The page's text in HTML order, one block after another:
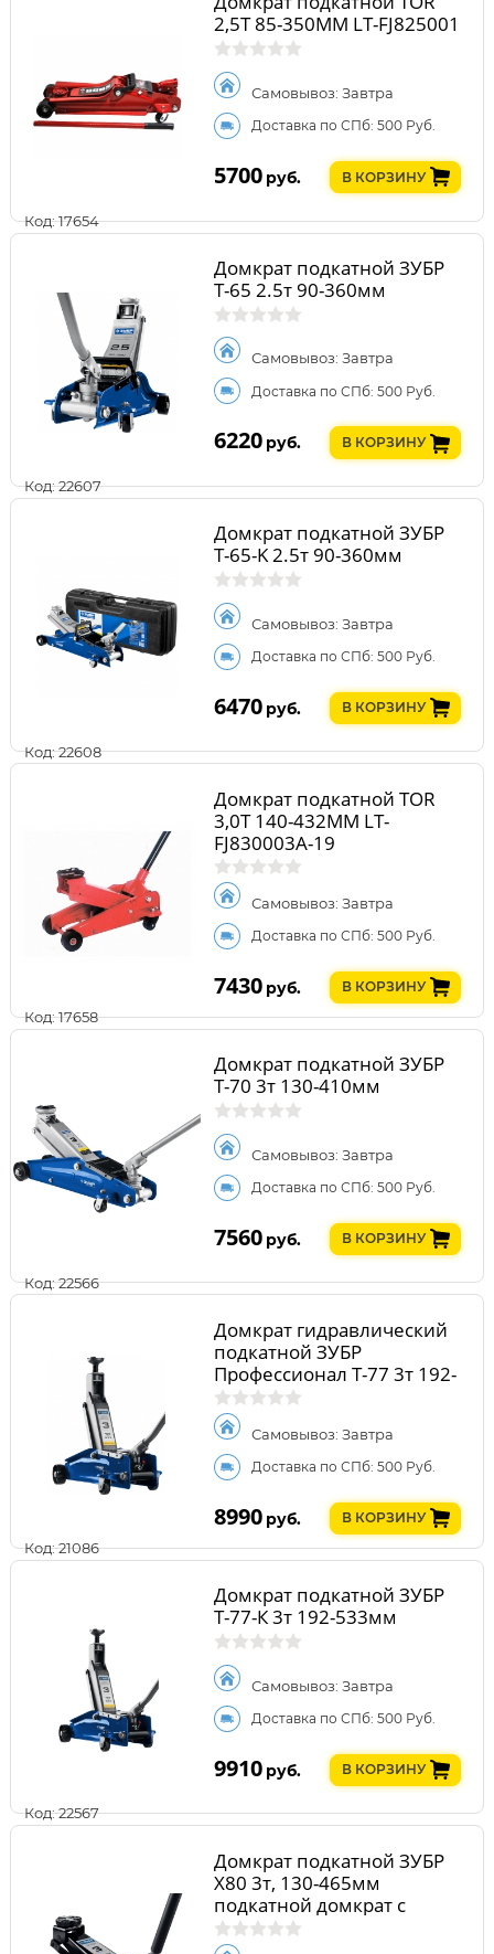
Код: 17654
2,5Т 85-350MM LT-FJ825001
Самовывоз: Завтра
Доставка по СПб: 500 Руб.
5700 руб. В КОРЗИНУ
Код: 22607
Домкрат подкатной ЗУБР
Т-65 2.5т 90-360мм
Самовывоз: Завтра
Доставка по СПб: 500 Руб.
6220 руб. В КОРЗИНУ
Код: 22608
Домкрат подкатной ЗУБР
Т-65-K 2.5т 90-360мм
Самовывоз: Завтра
Доставка по СПб: 500 Руб.
6470 руб. В КОРЗИНУ
Код: 17658
Домкрат подкатной TOR
3,0Т 140-432MM LT-
FJ830003A-19
Самовывоз: Завтра
Доставка по СПб: 500 Руб.
7430 руб. В КОРЗИНУ
Код: 22566
Домкрат подкатной ЗУБР
Т-70 3т 130-410мм
Самовывоз: Завтра
Доставка по СПб: 500 Руб.
7560 руб. В КОРЗИНУ
Код: 21086
Домкрат гидравлический
подкатной ЗУБР
Профессионал Т-77 3т 192-
533мм 43055-3
Самовывоз: Завтра
Доставка по СПб: 500 Руб.
8990 руб. В КОРЗИНУ
Код: 22567
Домкрат подкатной ЗУБР
Т-77-К 3т 192-533мм
Самовывоз: Завтра
Доставка по СПб: 500 Руб.
9910 руб. В КОРЗИНУ
Домкрат подкатной ЗУБР
X80 3т, 130-465мм
подкатной домкрат с
быстрым подъемом для
СТО, Профессионал